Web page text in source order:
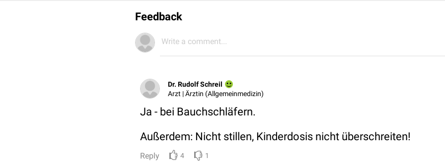
Feedback
Write a comment...
Dr. Rudolf Schreil
Arzt | Ärztin (Allgemeinmedizin)
Ja - bei Bauchschläfern.
Außerdem: Nicht stillen, Kinderdosis nicht überschreiten!
Reply 4 1